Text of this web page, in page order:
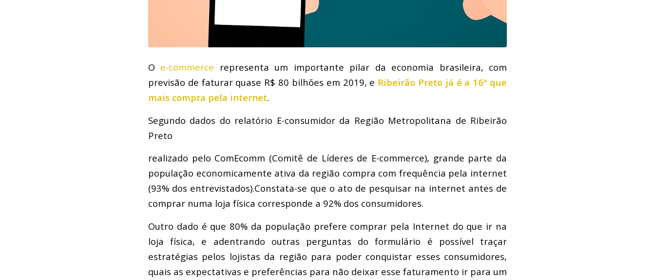
O e-commerce representa um importante pilar da economia brasileira, com
previsão de faturar quase R$ 80 bilhões em 2019, e Ribeirão Preto já é a 16ª que
mais compra pela internet.
Segundo dados do relatório E-consumidor da Região Metropolitana de Ribeirão
Preto
realizado pelo ComEcomm (Comitê de Líderes de E-commerce), grande parte da
população economicamente ativa da região compra com frequência pela internet
(93% dos entrevistados).Constata-se que o ato de pesquisar na internet antes de
comprar numa loja física corresponde a 92% dos consumidores.
Outro dado é que 80% da população prefere comprar pela Internet do que ir na
loja física, e adentrando outras perguntas do formulário é possível traçar
estratégias pelos lojistas da região para poder conquistar esses consumidores,
quais as expectativas e preferências para não deixar esse faturamento ir para um